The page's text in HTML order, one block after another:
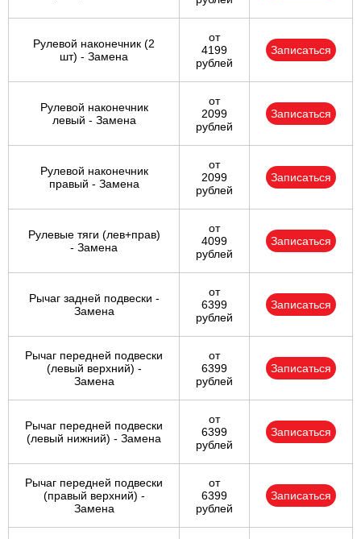
Рулевой наконечник (2
шт) - Замена
от
4199
рублей
Записаться
Рулевой наконечник
левый - Замена
от
2099
рублей
Записаться
Рулевой наконечник
правый - Замена
от
2099
рублей
Записаться
Рулевые тяги (лев+прав)
- Замена
от
4099
рублей
Записаться
Рычаг задней подвески -
Замена
от
6399
рублей
Записаться
Рычаг передней подвески
(левый верхний) -
Замена
от
6399
рублей
Записаться
Рычаг передней подвески
(левый нижний) - Замена
от
6399
рублей
Записаться
Рычаг передней подвески
(правый верхний) -
Замена
от
6399
рублей
Записаться